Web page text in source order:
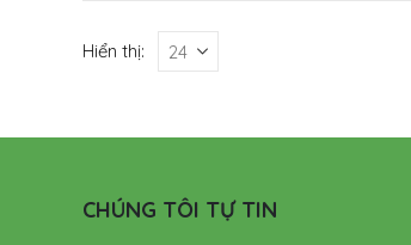
Hiển thị:
CHÚNG TÔI TỰ TIN